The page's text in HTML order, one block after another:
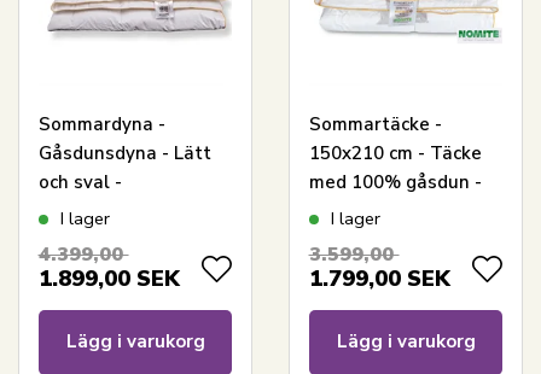
Sommardyna -
Gåsdunsdyna - Lätt
och sval -
Allergivänlig -
Living
I lager
4.399,00
1.899,00 SEK
Lägg i varukorg
Sommartäcke -
150x210 cm - Täcke
med 100% gåsdun -
Borg Living lätt och
I lager
3.599,00
1.799,00 SEK
Lägg i varukorg